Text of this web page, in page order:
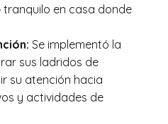
tranquilo en casa donde
Se implementó la
sus ladridos de
su atención hacia
y actividades de